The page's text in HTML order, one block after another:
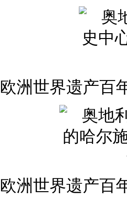
欧洲世界遗产百
欧洲世界遗产百